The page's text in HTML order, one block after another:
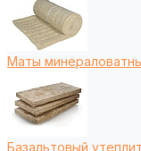
Маты
Базальтовый